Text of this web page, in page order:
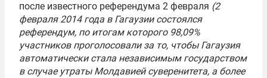
после известного референдума 2 февраля (2
февраля 2014 года в Гагаузии состоялся
референдум, по итогам которого 98,09%
участников проголосовали за то, чтобы Гагаузия
автоматически стала независимым государством
в случае утраты Молдавией суверенитета, а более